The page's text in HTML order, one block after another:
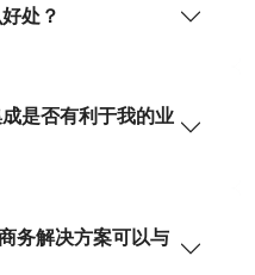
处？
是否有利于我的业
务解决方案可以与